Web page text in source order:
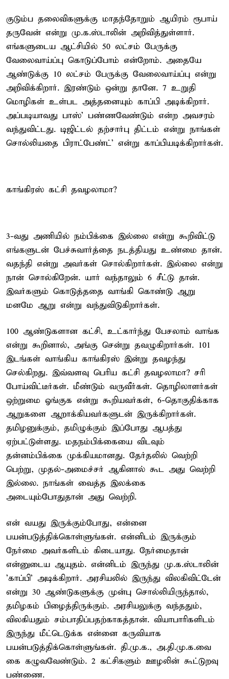
குடும்ப தலைவிகளுக்கு மாதந்தோறும் ஆயிரம் ரூபாய்
தருவேன் என்று மு.க.ஸ்டாலின் அறிவித்துள்ளார்.
எங்களுடைய ஆட்சியில் 50 லட்சம் பேருக்கு
வேலைவாய்ப்பு கொடுப்போம் என்றோம். அதையே
ஆண்டுக்கு 10 லட்சம் பேருக்கு வேலைவாய்ப்பு என்று
அறிவிக்கிறார். இரண்டும் ஒன்று தானே. 7 உறுதி
மொழிகள் உள்பட அத்தனையும் காப்பி அடிக்கிறார்.
அப்படியாவது பாஸ்' பண்ணவேண்டும் என்ற அவசரம்
வந்துவிட்டது. டிஜிட்டல் தற்சார்பு திட்டம் என்று நாங்கள்
சொல்லியதை பிராட்பேண்ட்' என்று காப்பியடிக்கிறார்கள்.
காங்கிரஸ் கட்சி தவழலாமா?
3-வது அணியில் நம்பிக்கை இல்லை என்று கூறிவிட்டு
எங்களுடன் பேச்சுவார்த்தை நடத்தியது உண்மை தான்.
வதந்தி என்று அவர்கள் சொல்கிறார்கள். இல்லை என்று
நான் சொல்கிறேன். யார் வந்தாலும் 6 சீட்டு தான்.
இவர்களும் கொடுத்ததை வாங்கி கொண்டு ஆறு
மனமே ஆறு என்று வந்துவிடுகிறார்கள்.
100 ஆண்டுகளான கட்சி, உட்கார்ந்து பேசலாம் வாங்க
என்று கூறினால், அங்கு சென்று தவழுகிறார்கள். 101
இடங்கள் வாங்கிய காங்கிரஸ் இன்று தவழந்து
செல்கிறது. இவ்வளவு பெரிய கட்சி தவழலாமா? சரி
போய்விட்டீர்கள். மீண்டும் வருவீர்கள். தொழிலாளர்கள்
ஒற்றுமை ஓங்குக என்று கூறியவர்கள், 6-தொகுதிக்காக
ஆறுகளை ஆறாக்கியவர்களுடன் இருக்கிறார்கள்.
தமிழனுக்கும், தமிழுக்கும் இப்போது ஆபத்து
ஏற்பட்டுள்ளது. மதநம்பிக்கையை விடவும்
தன்னம்பிக்கை முக்கியமானது. தேர்தலில் வெற்றி
பெற்று, முதல்-அமைச்சர் ஆகினால் கூட அது வெற்றி
இல்லை. நாங்கள் வைத்த இலக்கை
அடையும்போதுதான் அது வெற்றி.
என் வயது இருக்கும்போது, என்னை
பயன்படுத்திக்கொள்ளுங்கள். என்னிடம் இருக்கும்
நேர்மை அவர்களிடம் கிடையாது. நேர்மைதான்
என்னுடைய ஆயுதம். என்னிடம் இருந்து மு.க.ஸ்டாலின்
'காப்பி' அடிக்கிறார். அரசியலில் இருந்து விலகிவிட்டேன்
என்று 30 ஆண்டுகளுக்கு முன்பு சொல்லியிருந்தால்,
தமிழகம் பிழைத்திருக்கும். அரசியலுக்கு வந்ததும்,
விலகியதும் சம்பாதிப்பதற்காகத்தான். வியாபாரிகளிடம்
இருந்து மீட்டெடுக்க என்னை கருவியாக
பயன்படுத்திக்கொள்ளுங்கள். தி.மு.க., அ.தி.மு.க.வை
கை கழுவவேண்டும். 2 கட்சிகளும் ஊழலின் கூட்டுறவு
பண்ணை.